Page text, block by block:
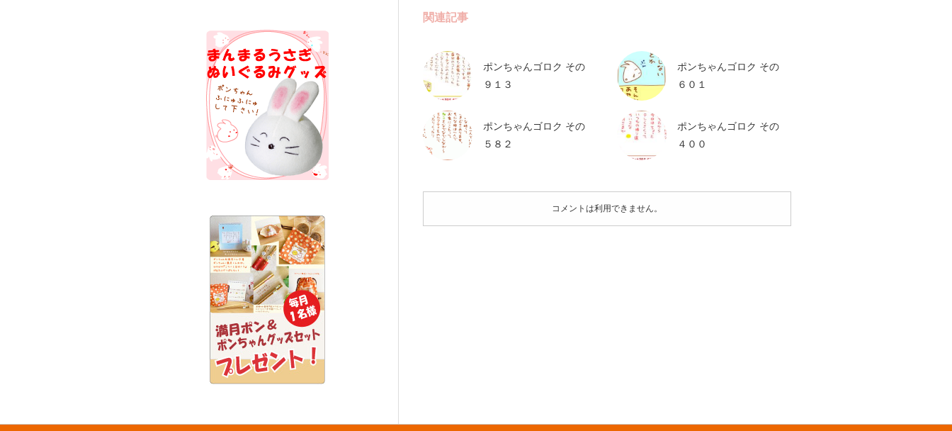
関連記事
ポンちゃんゴロク その
９１３
ポンちゃんゴロク その
６０１
ポンちゃんゴロク その
５８２
ポンちゃんゴロク その
４００
コメントは利用できません。